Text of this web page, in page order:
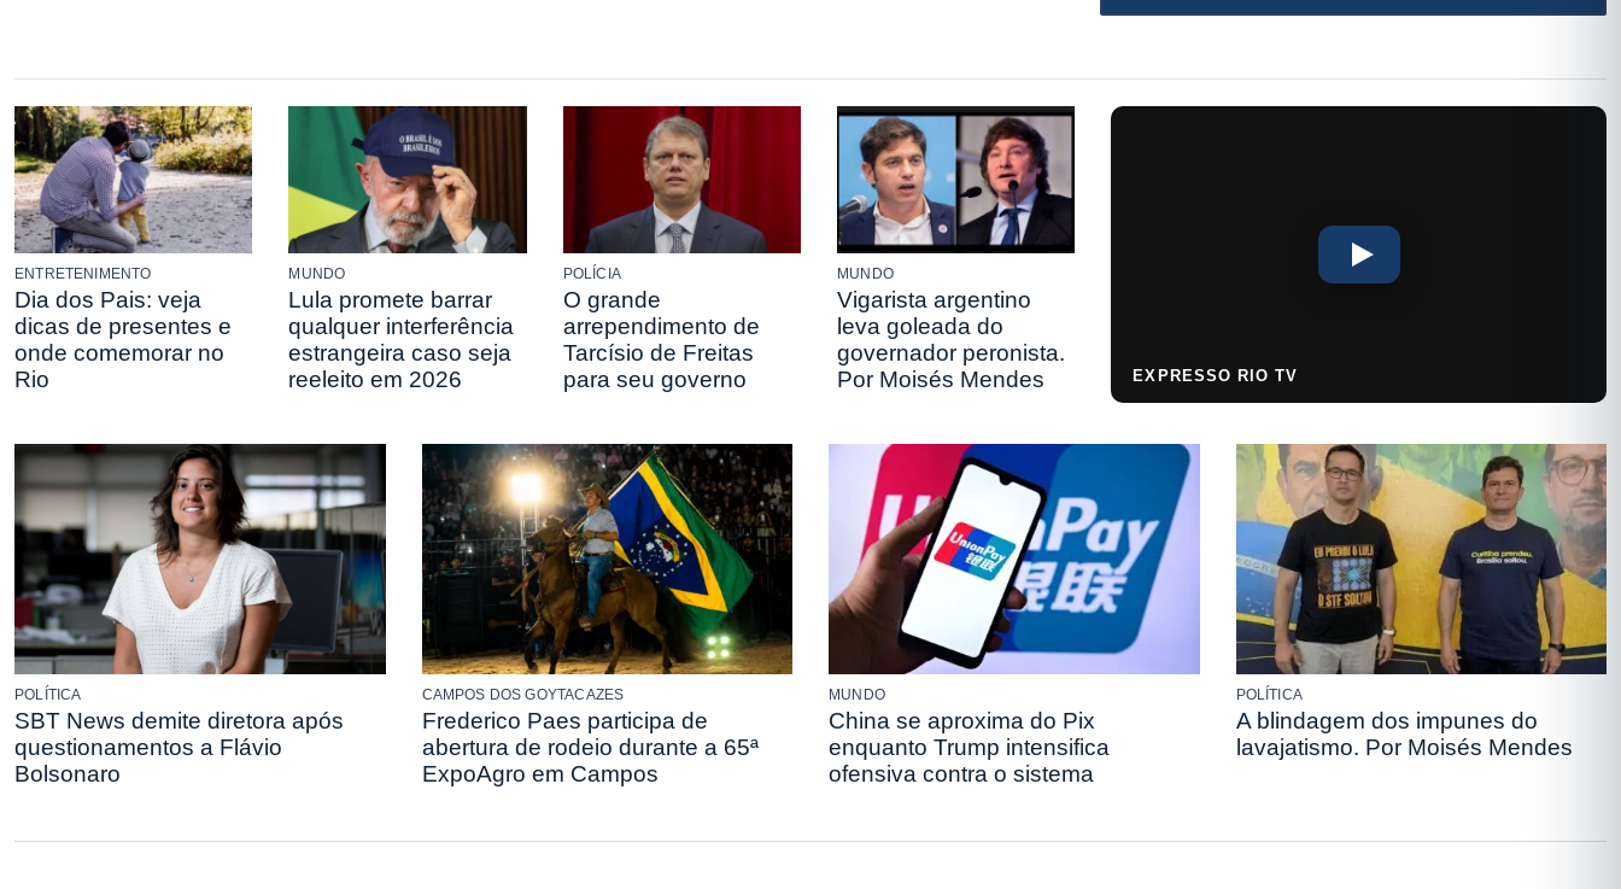
ENTRETENIMENTO
Dia dos Pais: veja
dicas de presentes e
onde comemorar no
Rio
MUNDO
Lula promete barrar
qualquer interferência
estrangeira caso seja
reeleito em 2026
POLÍCIA
O grande
arrependimento de
Tarcísio de Freitas
para seu governo
MUNDO
Vigarista argentino
leva goleada do
governador peronista.
Por Moisés Mendes
EXPRESSO RIO TV
POLÍTICA
SBT News demite diretora após
questionamentos a Flávio
Bolsonaro
CAMPOS DOS GOYTACAZES
Frederico Paes participa de
abertura de rodeio durante a 65ª
ExpoAgro em Campos
MUNDO
China se aproxima do Pix
enquanto Trump intensifica
ofensiva contra o sistema
POLÍTICA
A blindagem dos impunes do
lavajatismo. Por Moisés Mendes